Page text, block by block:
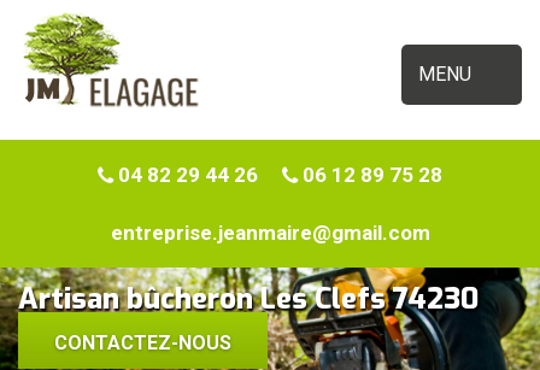
MENU
04 82 29 44 26 06 12 89 75 28
entreprise.jeanmaire@gmail.com
Artisan bûcheron Les Clefs 74230
CONTACTEZ-NOUS